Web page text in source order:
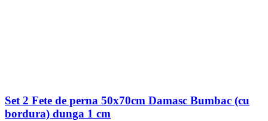
Set 2 Fete de perna 50x70cm Damasc Bumbac (cu
bordura) dunga 1 cm